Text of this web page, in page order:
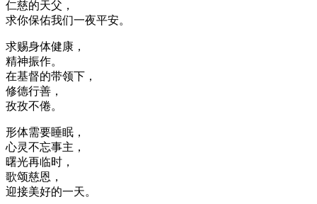
仁慈的天父，
求你保佑我们一夜平安。
求赐身体健康，
精神振作。
在基督的带领下，
修德行善，
孜孜不倦。
形体需要睡眠，
心灵不忘事主，
曙光再临时，
歌颂慈恩，
迎接美好的一天。